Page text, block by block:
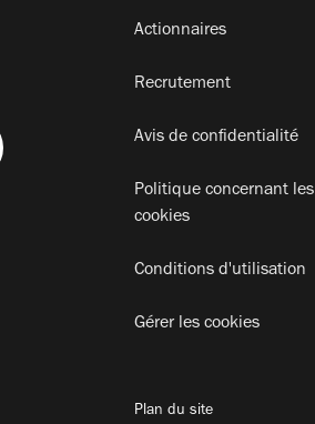
Actionnaires
Recrutement
Avis de confidentialité
Politique concernant les
cookies
Conditions d'utilisation
Gérer les cookies
Plan du site